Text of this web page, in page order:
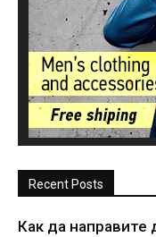
Recent Posts
Как да направите